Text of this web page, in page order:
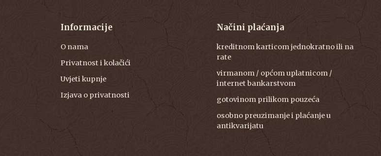
Informacije
O nama
Privatnost i kolačići
Uvjeti kupnje
Izjava o privatnosti
Načini plaćanja
kreditnom karticom jednokratno ili na
rate
virmanom / općom uplatnicom /
internet bankarstvom
gotovinom prilikom pouzeća
osobno preuzimanje i plaćanje u
antikvarijatu